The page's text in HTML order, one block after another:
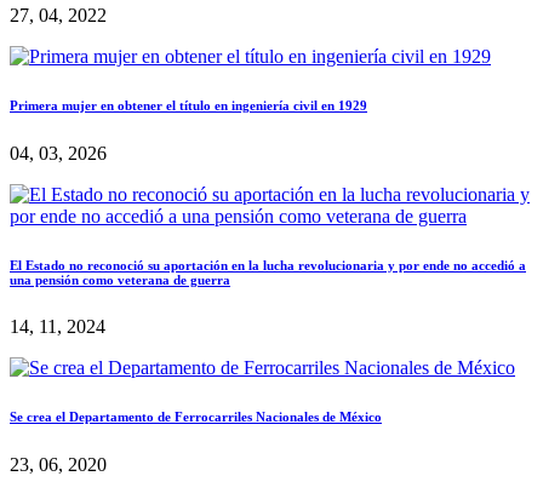
27, 04, 2022
Primera mujer en obtener el título en ingeniería civil en 1929
04, 03, 2026
El Estado no reconoció su aportación en la lucha revolucionaria y por ende no accedió a
una pensión como veterana de guerra
14, 11, 2024
Se crea el Departamento de Ferrocarriles Nacionales de México
23, 06, 2020